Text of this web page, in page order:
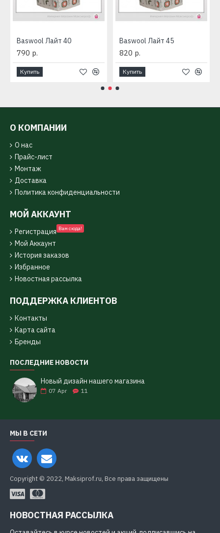
Baswool Лайт 40
790 р.
Купить
Baswool Лайт 45
820 р.
Купить
О КОМПАНИИ
О нас
Прайс-лист
Монтаж
Доставка
Политика конфиденциальности
МОЙ АККАУНТ
Регистрация Вам сюда!
Мой Аккаунт
История заказов
Избранное
Новостная рассылка
ПОДДЕРЖКА КЛИЕНТОВ
Контакты
Карта сайта
Бренды
ПОСЛЕДНИЕ НОВОСТИ
Новый дизайн нашего магазина
07 Apr 11
МЫ В СЕТИ
Copyright © 2022, Maksiprof.ru, Все права защищены
НОВОСТНАЯ РАССЫЛКА